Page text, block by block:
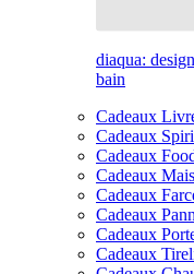
diaqua:
bain
Cadeaux
Cadeaux
Cadeaux
Cadeaux
Cadeaux
Cadeaux
Cadeaux
Cadeaux